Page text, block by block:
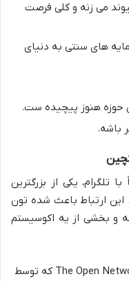
می زنه و کلی فرصت
های سنتی به دنیای
حوزه هنوز پیچیده ست.
باشه.
تلگرام، یکی از بزرگترین
این ارتباط باعث شده تون
و بخشی از یه اکوسیستم
ارز بومی شبکه بلاکچین The Open Network که توسط